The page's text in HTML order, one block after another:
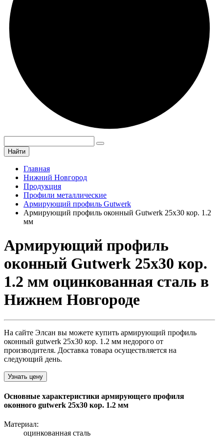
Найти
Главная
Нижний Новгород
Продукция
Профили металлические
Армирующий профиль Gutwerk
Армирующий профиль оконный Gutwerk 25х30 кор. 1.2
мм
Армирующий профиль
оконный Gutwerk 25х30 кор.
1.2 мм оцинкованная сталь в
Нижнем Новгороде
На сайте Элсан вы можете купить армирующий профиль
оконный gutwerk 25х30 кор. 1.2 мм недорого от
производителя. Доставка товара осуществляется на
следующий день.
Узнать цену
Основные характеристики армирующего профиля
оконного gutwerk 25х30 кор. 1.2 мм
Материал:
оцинкованная сталь